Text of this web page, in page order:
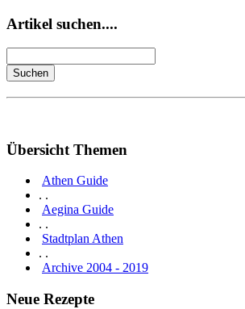
Artikel suchen....
Übersicht Themen
Athen Guide
. .
Aegina Guide
. .
Stadtplan Athen
. .
Archive 2004 - 2019
Neue Rezepte